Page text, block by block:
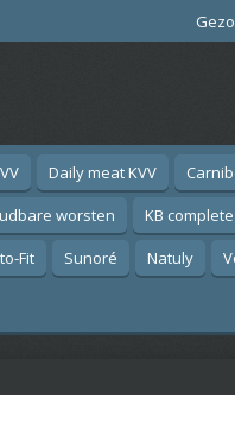
Daily meat KVV
worsten KB
Fit Sunoré Natuly